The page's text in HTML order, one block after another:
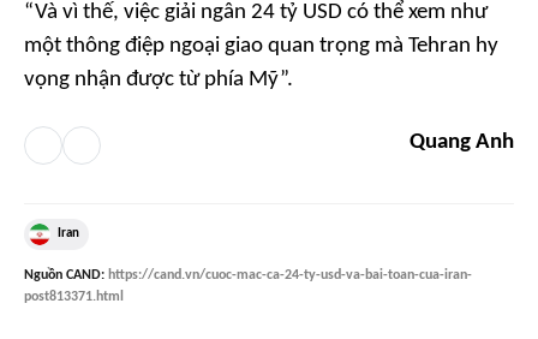
“Và vì thế, việc giải ngân 24 tỷ USD có thể xem như
một thông điệp ngoại giao quan trọng mà Tehran hy
vọng nhận được từ phía Mỹ”.
Quang Anh
Iran
Nguồn CAND: https://cand.vn/cuoc-mac-ca-24-ty-usd-va-bai-toan-cua-iran-
post813371.html